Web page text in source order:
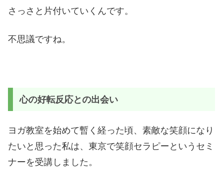
さっさと片付いていくんです。
不思議ですね。
心の好転反応との出会い
ヨガ教室を始めて暫く経った頃、素敵な笑顔になり
たいと思った私は、東京で笑顔セラピーというセミ
ナーを受講しました。